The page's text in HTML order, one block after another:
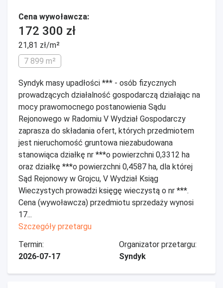
Cena wywoławcza:
172 300 zł
21,81 zł/m²
7 899 m²
Syndyk masy upadłości *** - osób fizycznych
prowadzących działalność gospodarczą działając na
mocy prawomocnego postanowienia Sądu
Rejonowego w Radomiu V Wydział Gospodarczy
zaprasza do składania ofert, których przedmiotem
jest nieruchomość gruntowa niezabudowana
stanowiąca działkę nr ***o powierzchni 0,3312 ha
oraz działkę ***o powierzchni 0,4587 ha, dla której
Sąd Rejonowy w Grojcu, V Wydział Ksiąg
Wieczystych prowadzi księgę wieczystą o nr ***.
Cena (wywoławcza) przedmiotu sprzedaży wynosi
17...
Szczegóły przetargu
Termin:
2026-07-17
Organizator przetargu:
Syndyk